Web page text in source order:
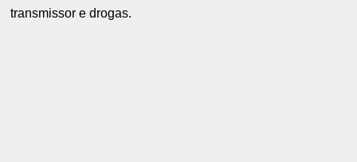
transmissor e drogas.